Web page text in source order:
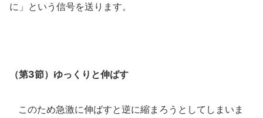
に」という信号を送ります。
（第3節）ゆっくりと伸ばす
このため急激に伸ばすと逆に縮まろうとしてしまいま